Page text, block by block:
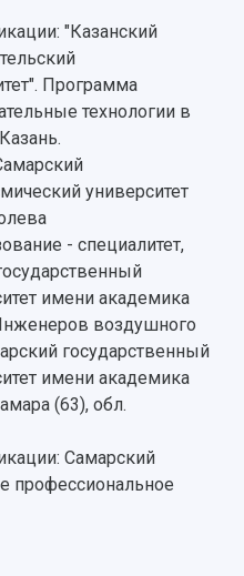
"Казанский
Программа
технологии в
университет
- специалитет,
имени академика
воздушного
государственный
имени академика
(63), обл.
Самарский
профессиональное